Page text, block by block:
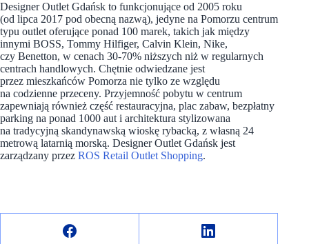
Designer Outlet Gdańsk to funkcjonujące od 2005 roku
(od lipca 2017 pod obecną nazwą), jedyne na Pomorzu centrum
typu outlet oferujące ponad 100 marek, takich jak między
innymi BOSS, Tommy Hilfiger, Calvin Klein, Nike,
czy Benetton, w cenach 30-70% niższych niż w regularnych
centrach handlowych. Chętnie odwiedzane jest
przez mieszkańców Pomorza nie tylko ze względu
na codzienne przeceny. Przyjemność pobytu w centrum
zapewniają również część restauracyjna, plac zabaw, bezpłatny
parking na ponad 1000 aut i architektura stylizowana
na tradycyjną skandynawską wioskę rybacką, z własną 24
metrową latarnią morską. Designer Outlet Gdańsk jest
zarządzany przez ROS Retail Outlet Shopping.